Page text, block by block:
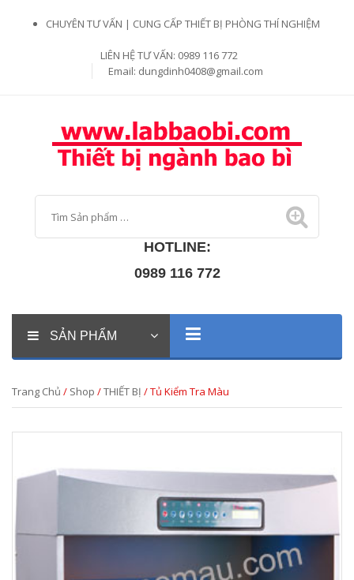
CHUYÊN TƯ VẤN | CUNG CẤP THIẾT BỊ PHÒNG THÍ NGHIỆM
LIÊN HỆ TƯ VẤN: 0989 116 772
Email: dungdinh0408@gmail.com
HOTLINE:
0989 116 772
SẢN PHẨM
Trang Chủ / Shop /THIẾT BỊ / Tủ Kiểm Tra Màu